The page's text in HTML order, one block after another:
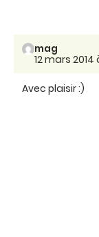
mag
12 mars 2014
Avec plaisir :)